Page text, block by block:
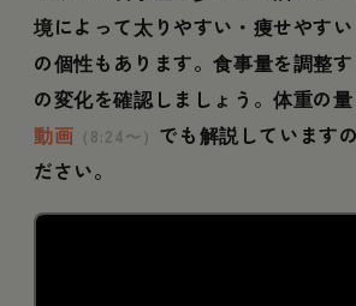
境によって太りやすい・痩せやす
の個性もあります。食事量を調整
の変化を確認しましょう。体重の
動画 （8:24〜） でも解説しています
ださい。